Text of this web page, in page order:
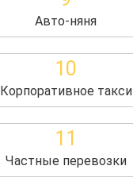
Авто-няня
10
Корпоративное такси
11
Частные перевозки